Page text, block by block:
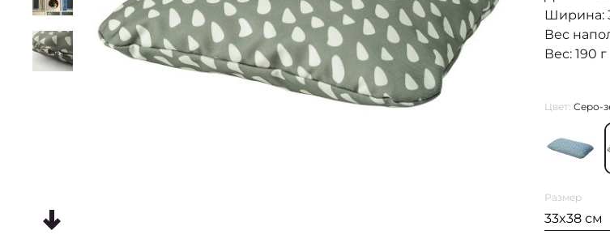
Ширина:
Вес
Вес: 190 г
Цвет: Серо-
Размер
33x38 см